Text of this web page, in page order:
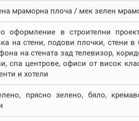
мраморна плоча / мек зелен
оформление в строителни
на стени, подови плочки, стени
на стената зад телевизор,
спа центрове, офиси от висок
и хотели
прясно зелено, бяло,